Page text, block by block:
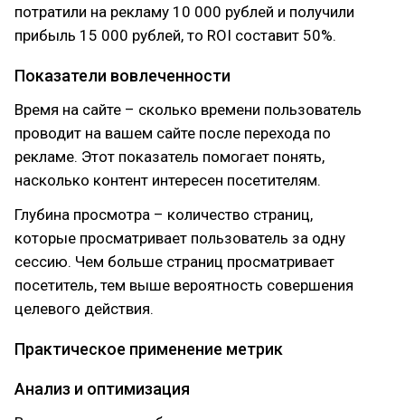
потратили на рекламу 10 000 рублей и получили
прибыль 15 000 рублей, то ROI составит 50%.
Показатели вовлеченности
Время на сайте – сколько времени пользователь
проводит на вашем сайте после перехода по
рекламе. Этот показатель помогает понять,
насколько контент интересен посетителям.
Глубина просмотра – количество страниц,
которые просматривает пользователь за одну
сессию. Чем больше страниц просматривает
посетитель, тем выше вероятность совершения
целевого действия.
Практическое применение метрик
Анализ и оптимизация